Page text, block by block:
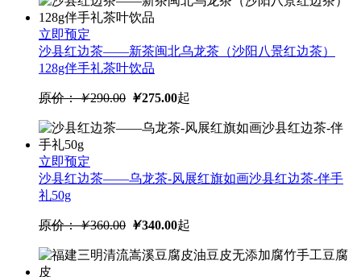
立即购买
高纯排骨味王高汤粉排骨粉调
味料增香炖汤调料
原价：￥17.00 ￥15.00
沙县红边茶——新茶闽北乌龙
茶（沙阳八景红边茶）128g伴手
立即预定
沙县红边茶——新茶闽北乌龙茶（沙阳八景红边茶）
128g伴手礼茶叶饮品
原价：￥290.00 ￥275.00起
立即预定
沙县红边茶——乌龙茶-风展红旗如画沙县红边茶-伴手
礼50g
原价：￥360.00 ￥340.00起